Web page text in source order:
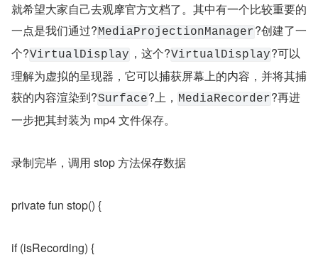
就希望大家自己去观摩官方文档了。其中有一个比较重要的
一点是我们通过?MediaProjectionManager?创建了一
个?VirtualDisplay ，这个?VirtualDisplay?可以
理解为虚拟的呈现器，它可以捕获屏幕上的内容，并将其捕
获的内容渲染到?Surface?上， MediaRecorder?再进
一步把其封装为 mp4 文件保存。
录制完毕，调用 stop 方法保存数据
private fun stop() {
if (isRecording) {